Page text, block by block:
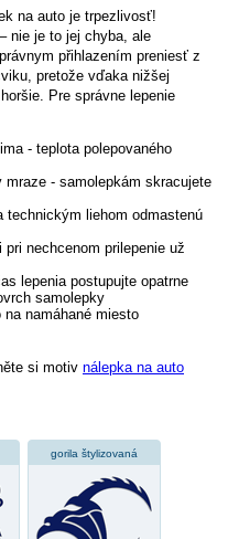
na auto je trpezlivosť!
nie je to jej chyba, ale
přihlazením preniesť z
pretože vďaka nižšej
Pre správne lepenie
- teplota polepovaného
- samolepkám skracujete
technickým liehom odmastenú
nechcenom prilepenie už
lepenia postupujte opatrne
samolepky
namáhané miesto
si motiv nálepka na auto
gorila štylizovaná